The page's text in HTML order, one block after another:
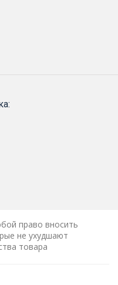
право вносить
не ухудшают
товара